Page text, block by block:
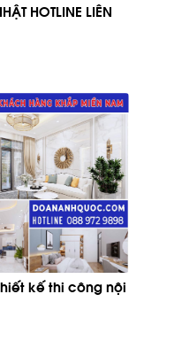
HOTLINE LIÊN
kế thi công nội